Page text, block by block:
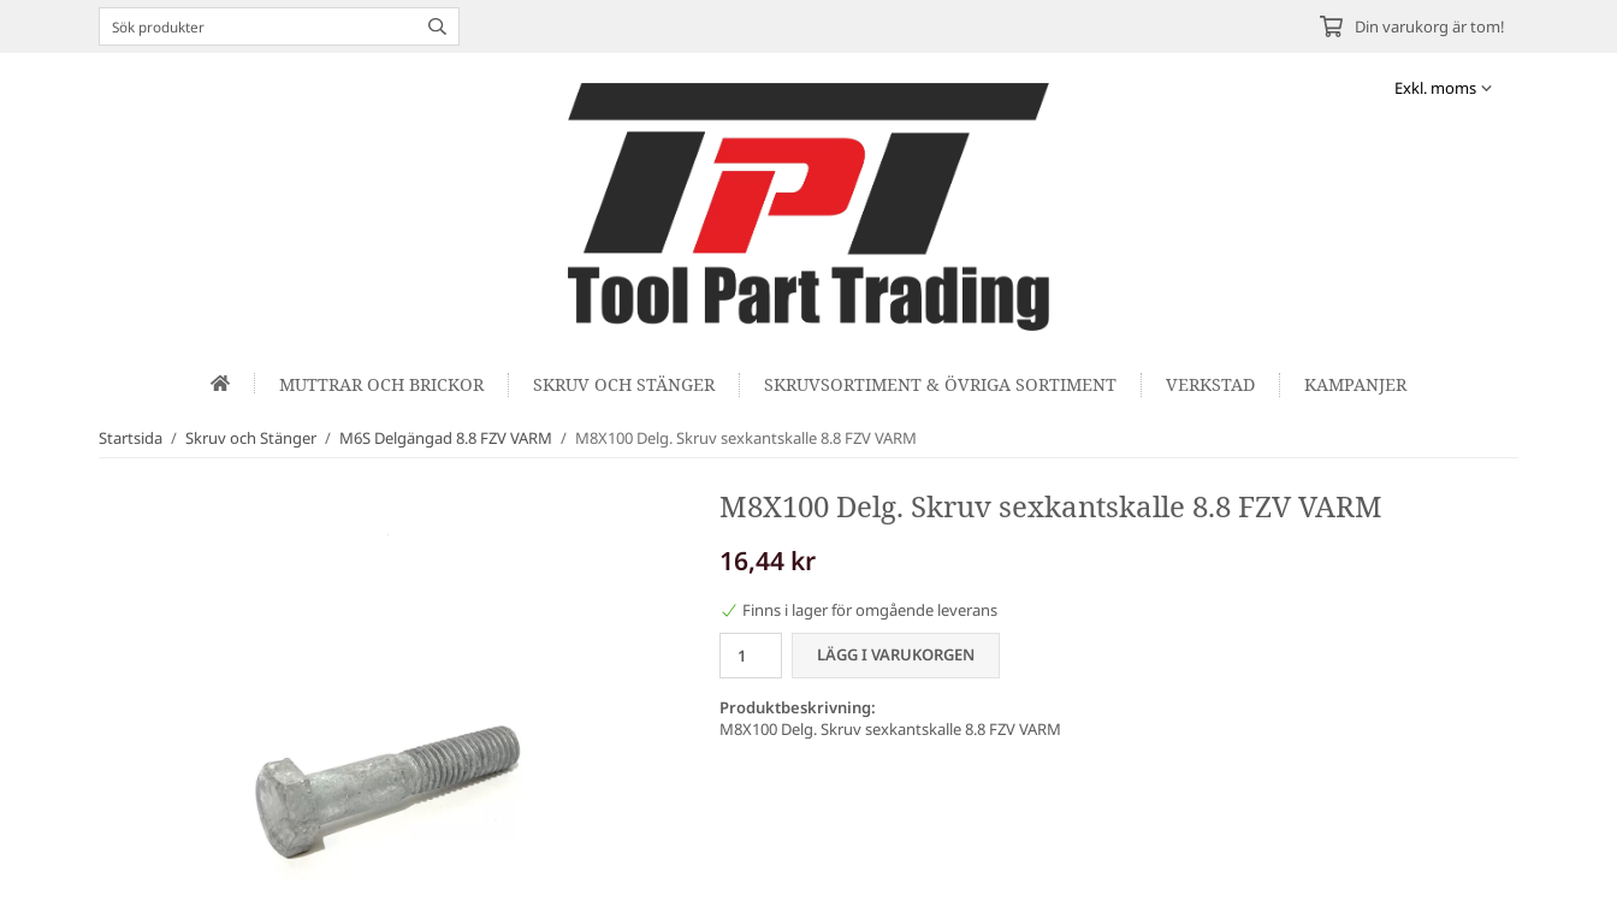
Din varukorg är tom!
MUTTRAR OCH BRICKOR SKRUV OCH STÄNGER SKRUVSORTIMENT & ÖVRIGA SORTIMENT VERKSTAD KAMPANJER
Startsida / Skruv och Stänger / M6S Delgängad 8.8 FZV VARM / M8X100 Delg. Skruv sexkantskalle 8.8 FZV VARM
M8X100 Delg. Skruv sexkantskalle 8.8 FZV VARM
16,44 kr
Finns i lager för omgående leverans
LÄGG I VARUKORGEN
Produktbeskrivning:
M8X100 Delg. Skruv sexkantskalle 8.8 FZV VARM